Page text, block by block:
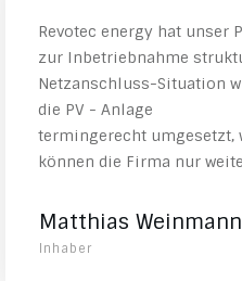
Revotec energy hat unser
zur Inbetriebnahme
Netzanschluss-Situation
die PV - Anlage
termingerecht umgesetzt,
können die Firma nur
Matthias Weinmann
Inhaber